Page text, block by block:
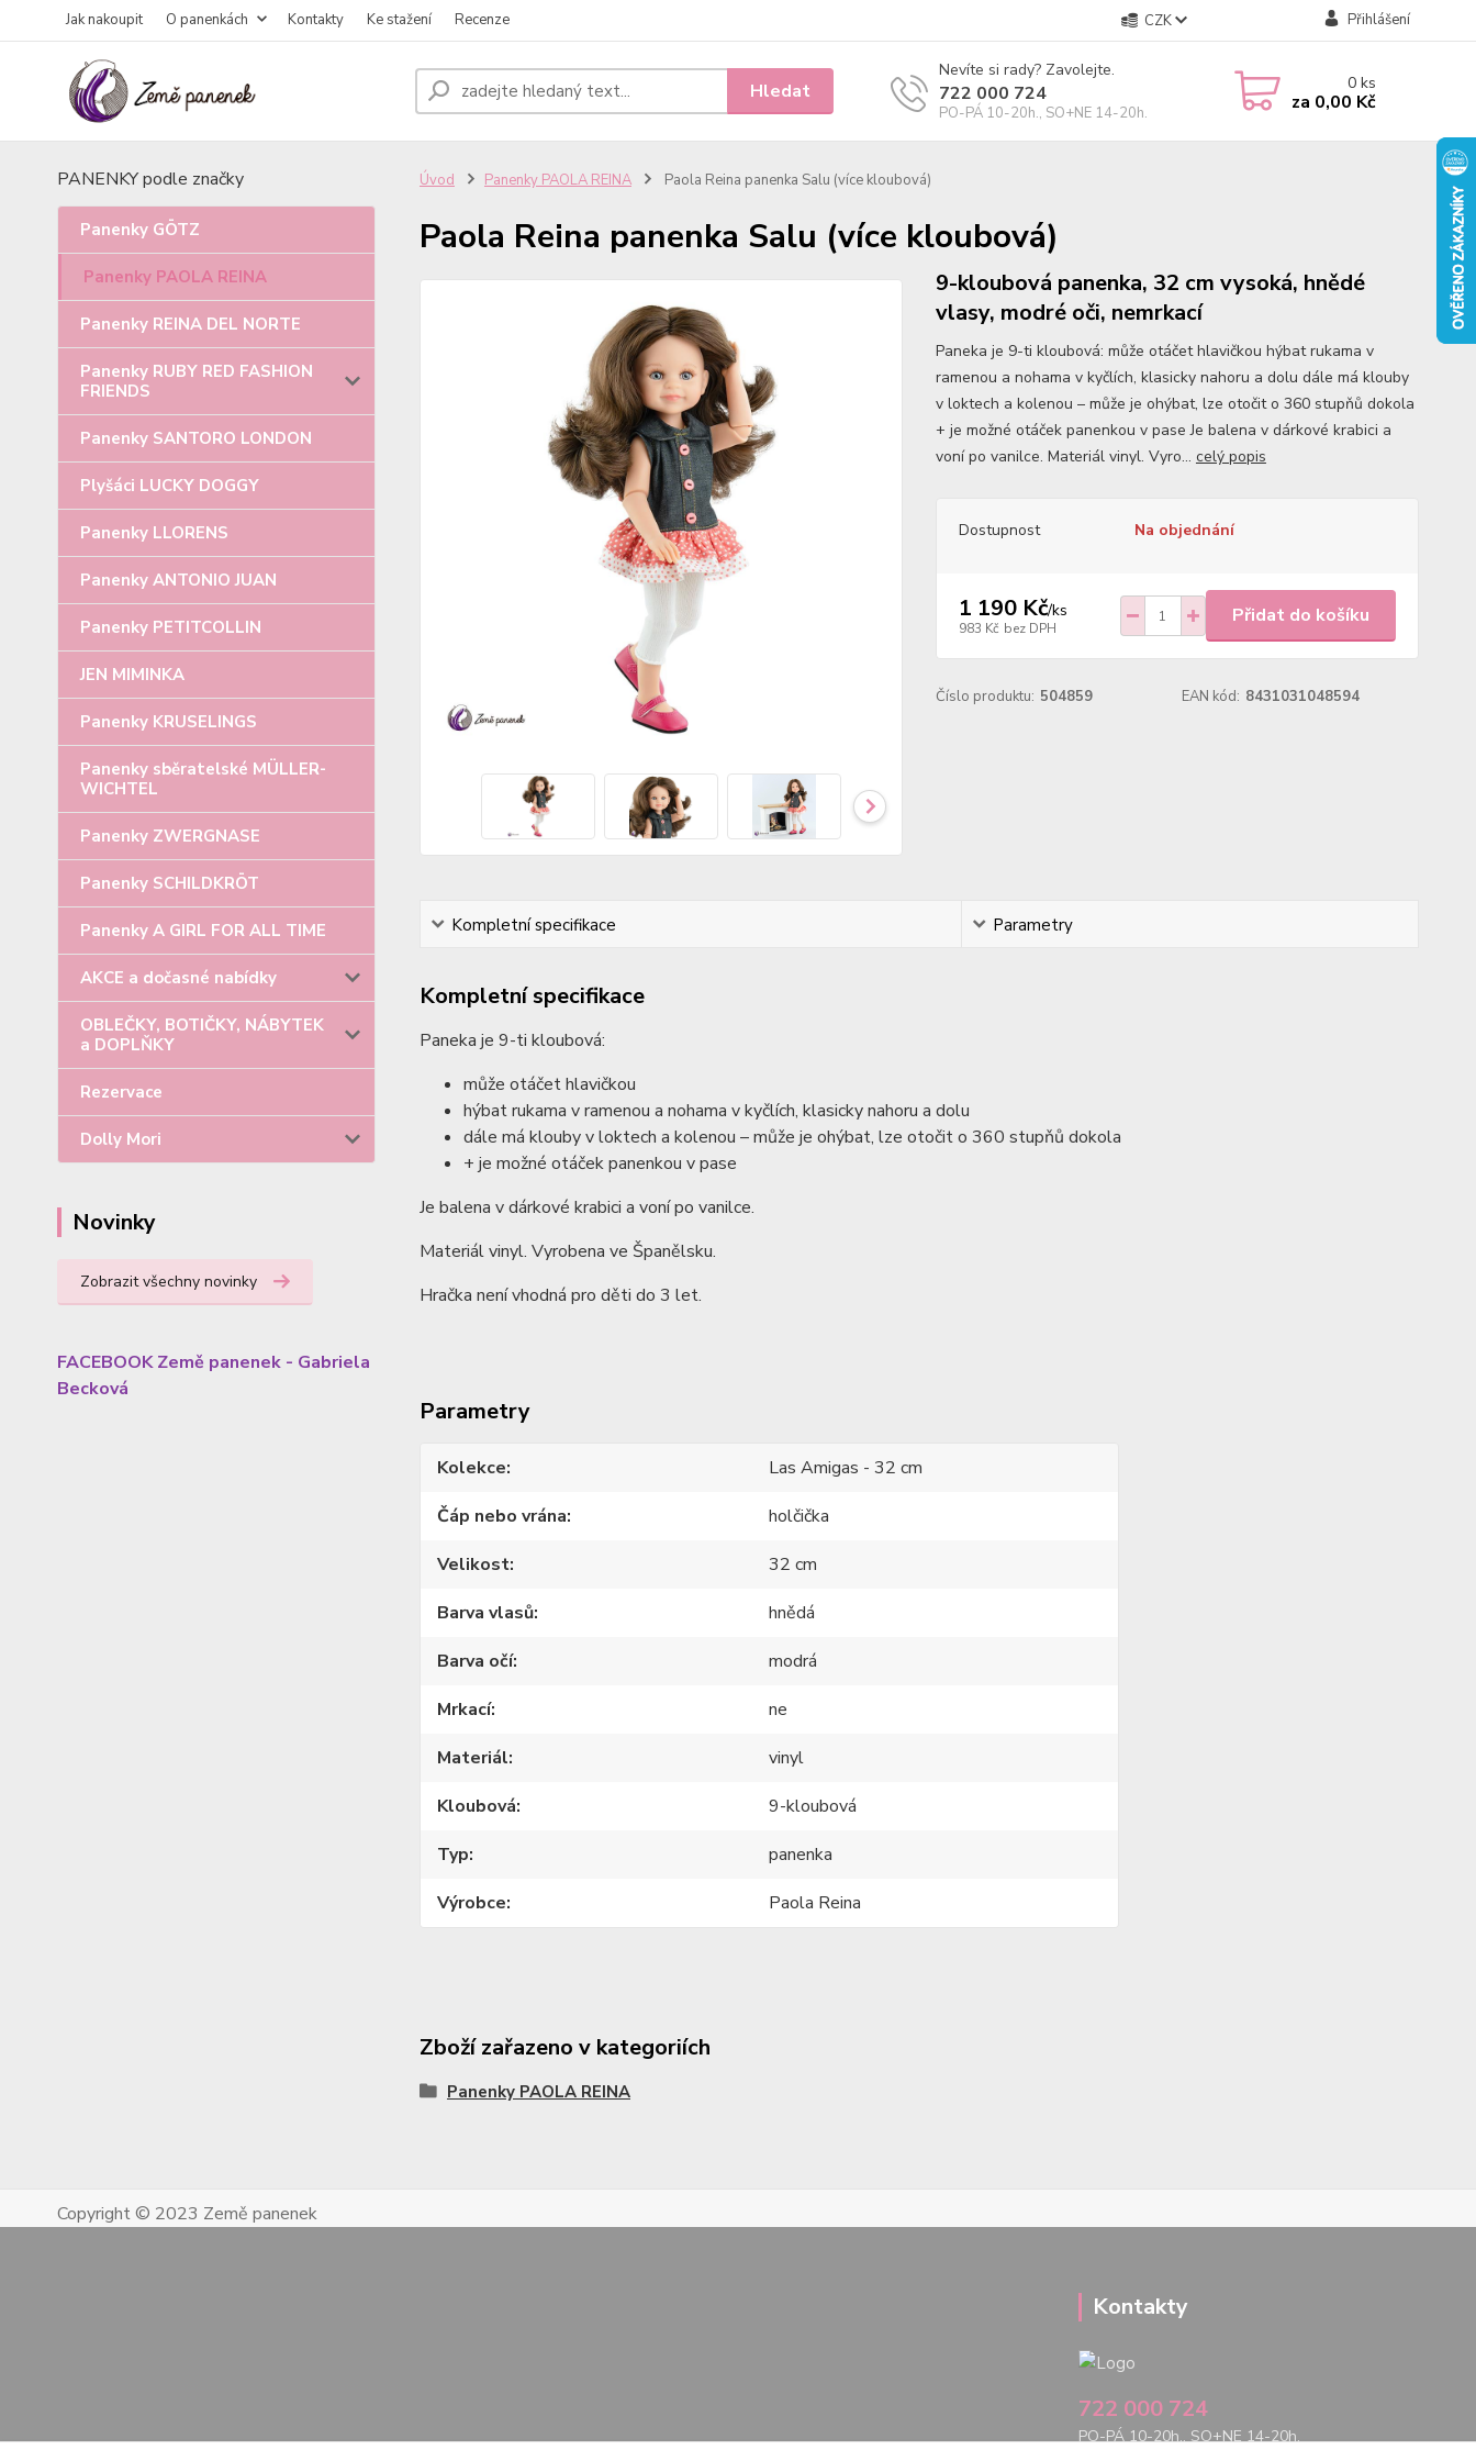
Jak nakoupit O panenkách Kontakty Ke stažení Recenze CZK Přihlášení
Hledat
Nevíte si rady? Zavolejte.
722 000 724
PO-PÁ 10-20h., SO+NE 14-20h.
0ks
za 0,00 Kč
PANENKY podle značky
Panenky GÖTZ
Panenky PAOLA REINA
Panenky REINA DEL NORTE
Panenky RUBY RED FASHION
FRIENDS
Panenky SANTORO LONDON
Plyšáci LUCKY DOGGY
Panenky LLORENS
Panenky ANTONIO JUAN
Panenky PETITCOLLIN
JEN MIMINKA
Panenky KRUSELINGS
Panenky sběratelské MÜLLER-
WICHTEL
Panenky ZWERGNASE
Panenky SCHILDKRÖT
Panenky A GIRL FOR ALL TIME
AKCE a dočasné nabídky
OBLEČKY, BOTIČKY, NÁBYTEK
a DOPLŇKY
Rezervace
Dolly Mori
Novinky
Zobrazit všechny novinky
FACEBOOK Země panenek - Gabriela
Becková
Úvod Panenky PAOLA REINA Paola Reina panenka Salu (více kloubová)
Paola Reina panenka Salu (více kloubová)
9-kloubová panenka, 32 cm vysoká, hnědé
vlasy, modré oči, nemrkací
Paneka je 9-ti kloubová: může otáčet hlavičkou hýbat rukama v
ramenou a nohama v kyčlích, klasicky nahoru a dolu dále má klouby
v loktech a kolenou – může je ohýbat, lze otočit o 360 stupňů dokola
+ je možné otáček panenkou v pase Je balena v dárkové krabici a
voní po vanilce. Materiál vinyl. Vyro... celý popis
Dostupnost Na objednání
1 190 Kč/ks
983 Kč bez DPH
Přidat do košíku
Číslo produktu: 504859 EAN kód: 8431031048594
Kompletní specifikace Parametry
Kompletní specifikace
Paneka je 9-ti kloubová:
může otáčet hlavičkou
hýbat rukama v ramenou a nohama v kyčlích, klasicky nahoru a dolu
dále má klouby v loktech a kolenou – může je ohýbat, lze otočit o 360 stupňů dokola
+ je možné otáček panenkou v pase
Je balena v dárkové krabici a voní po vanilce.
Materiál vinyl. Vyrobena ve Španělsku.
Hračka není vhodná pro děti do 3 let.
Parametry
Kolekce
Las Amigas - 32 cm
Čáp nebo vrána
holčička
Velikost
32 cm
Barva vlasů
hnědá
Barva očí
modrá
Mrkací
ne
Materiál
vinyl
Kloubová
9-kloubová
Typ
panenka
Výrobce
Paola Reina
Zboží zařazeno v kategoriích
Panenky PAOLA REINA
Copyright © 2023 Země panenek
Kontakty
722 000 724
PO-PÁ 10-20h., SO+NE 14-20h.